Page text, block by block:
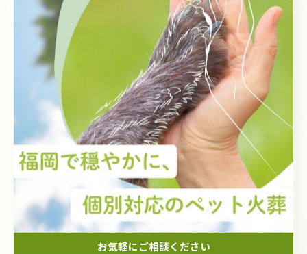
ペットちゃんたちは、毎日毎日、その瞬間を一生懸命に生き
ています。
その姿を見ていると、私たち人間も「また今度」「次でい
い」と後回しにするのではなく、その時その時を大切に生き
ていかなければならないと、改めて感じさせられます。
#ペット火葬 #鞍手町 #ミックス猫
#ペットとのお別れ #大切な家族
< 前のページ 一覧に戻る 次のページ >
お気軽にご相談ください